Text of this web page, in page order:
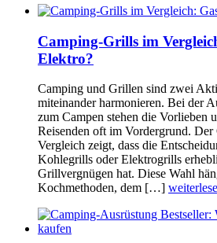
Camping-Grills im
Elektro?
Camping und Grillen sind zwei
miteinander harmonieren. Bei der
zum Campen stehen die Vorlieben
Reisenden oft im Vordergrund.
Vergleich zeigt, dass die
Kohlegrills oder Elektrogrills
Grillvergnügen hat. Diese Wahl
Kochmethoden, dem […]